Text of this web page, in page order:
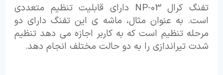
تفنگ کرال NP-03 دارای قابلیت تنظیم متعددی
است. به عنوان مثال، ماشه ی این تفنگ دارای دو
مرحله تنظیم است که به کاربر اجازه می دهد تنظیم
شدت تیراندازی را به دو حالت مختلف انجام دهد.